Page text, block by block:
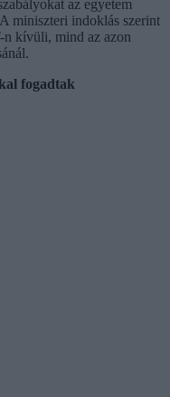
az egyetem
miniszteri indoklás szerint
kívüli, mind az azon
fogadtak